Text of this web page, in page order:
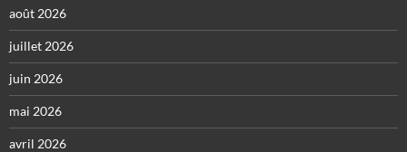
août 2026
juillet 2026
juin 2026
mai 2026
avril 2026